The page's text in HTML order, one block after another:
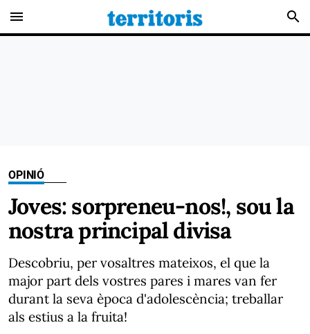
menu search
OPINIÓ
Joves: sorpreneu-nos!, sou la
nostra principal divisa
Descobriu, per vosaltres mateixos, el que la
major part dels vostres pares i mares van fer
durant la seva època d'adolescència; treballar
als estius a la fruita!